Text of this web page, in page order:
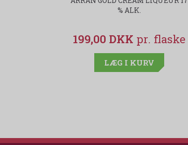
% ALK.
199,00 DKK
LÆG I KURV